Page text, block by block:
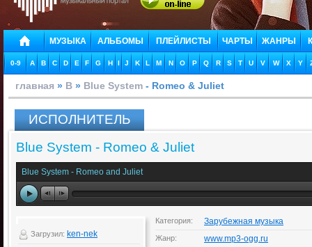
МУЗЫКА АЛЬБОМЫ ПЛЕЙЛИСТЫ ЧАРТЫ ЖАНРЫ
0-9 A B C D E F G H I J K L M N O P Q R S T U V W X Y
главная » B » Blue System - Romeo & Juliet
ИСПОЛНИТЕЛЬ
Blue System - Romeo & Juliet
Blue System - Romeo and Juliet
Загрузил: ken-nek
Категория: Зарубежная музыка
Жанр: www.mp3-ogg.ru